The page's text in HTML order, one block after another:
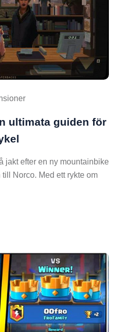
ultimata guiden för
jakt efter en ny mountainbike
Norco. Med ett rykte om